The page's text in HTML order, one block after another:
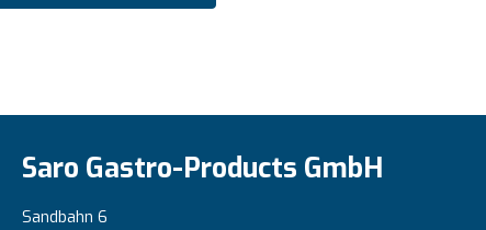
Saro Gastro-Products GmbH
Sandbahn 6